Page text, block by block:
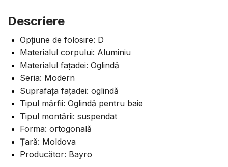
Descriere
Opțiune de folosire: D
Materialul corpului: Aluminiu
Materialul fațadei: Oglindă
Seria: Modern
Suprafața fațadei: oglindă
Tipul mărfii: Oglindă pentru baie
Tipul montării: suspendat
Forma: ortogonală
Țară: Moldova
Producător: Bayro